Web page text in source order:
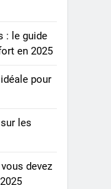
: le guide
en 2025
pour
les
devez